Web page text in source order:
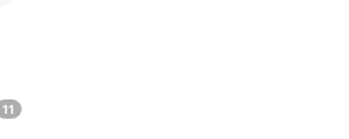
11